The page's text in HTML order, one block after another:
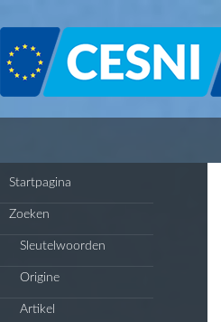
Startpagina
Zoeken
Sleutelwoorden
Origine
Artikel